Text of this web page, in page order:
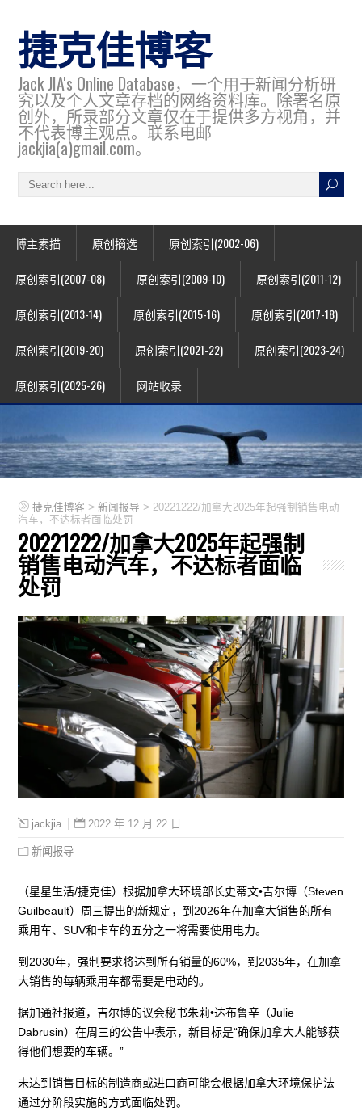
捷克佳博客
Jack JIA's Online Database，一个用于新闻分析研
究以及个人文章存档的网络资料库。除署名原
创外，所录部分文章仅在于提供多方视角，并
不代表博主观点。联系电邮
jackjia(a)gmail.com。
博主素描 原创摘选 原创索引(2002-06)
原创索引(2007-08) 原创索引(2009-10) 原创索引(2011-12)
原创索引(2013-14) 原创索引(2015-16) 原创索引(2017-18)
原创索引(2019-20) 原创索引(2021-22) 原创索引(2023-24)
原创索引(2025-26) 网站收录
捷克佳博客 >新闻报导 > 20221222/加拿大2025年起强制销售电动
汽车，不达标者面临处罚
20221222/加拿大2025年起强制
销售电动汽车，不达标者面临
处罚
jackjia 2022 年 12 月 22 日
新闻报导
（星星生活/捷克佳）根据加拿大环境部长史蒂文•吉尔博（Steven
Guilbeault）周三提出的新规定，到2026年在加拿大销售的所有
乘用车、SUV和卡车的五分之一将需要使用电力。
到2030年，强制要求将达到所有销量的60%，到2035年，在加拿
大销售的每辆乘用车都需要是电动的。
据加通社报道，吉尔博的议会秘书朱莉•达布鲁辛（Julie
Dabrusin）在周三的公告中表示，新目标是“确保加拿大人能够获
得他们想要的车辆。”
未达到销售目标的制造商或进口商可能会根据加拿大环境保护法
通过分阶段实施的方式面临处罚。